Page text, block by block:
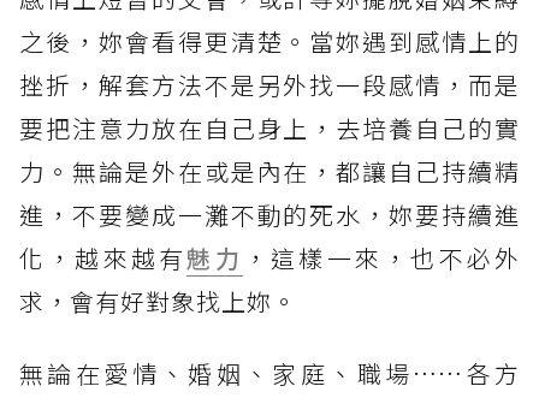
之後，妳會看得更清楚。當妳遇到感情上的
挫折，解套方法不是另外找一段感情，而是
要把注意力放在自己身上，去培養自己的實
力。無論是外在或是內在，都讓自己持續精
進，不要變成一灘不動的死水，妳要持續進
化，越來越有魅力 ，這樣一來，也不必外
求，會有好對象找上妳。
無論在愛情、婚姻、家庭、職場……各方